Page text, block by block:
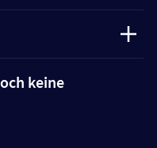
keine